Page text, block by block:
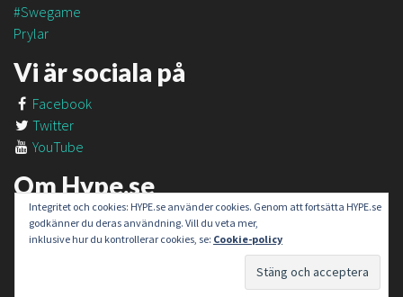
#Swegame
Prylar
Vi är sociala på
Facebook
Twitter
YouTube
Om Hype.se
Om oss
Om #SweGame
Integritet och cookies: HYPE.se använder cookies. Genom att fortsätta HYPE.se
godkänner du deras användning. Vill du veta mer,
inklusive hur du kontrollerar cookies, se: Cookie-policy